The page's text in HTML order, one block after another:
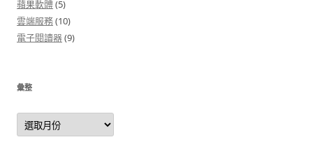
蘋果軟體(5)
雲端服務(10)
電子閱讀器(9)
彙整
彙
整